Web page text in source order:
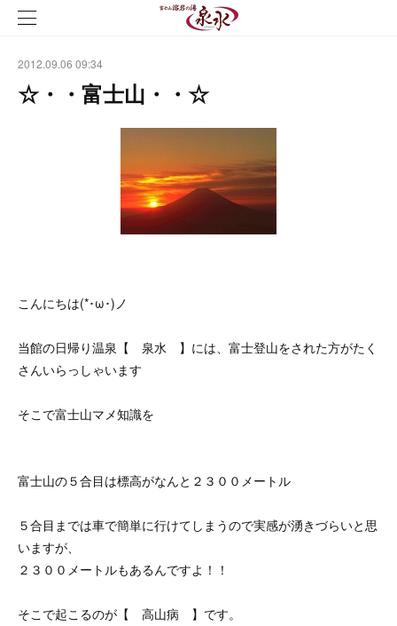
2012.09.06 09:34
☆・・富士山・・☆
こんにちは(*･ω･)ノ
当館の日帰り温泉【 泉水 】には、富士登山をされた方がたく
さんいらっしゃいます
そこで富士山マメ知識を
富士山の５合目は標高がなんと２３００メートル
５合目までは車で簡単に行けてしまうので実感が湧きづらいと思
いますが、
２３００メートルもあるんですよ！！
そこで起こるのが【 高山病 】です。